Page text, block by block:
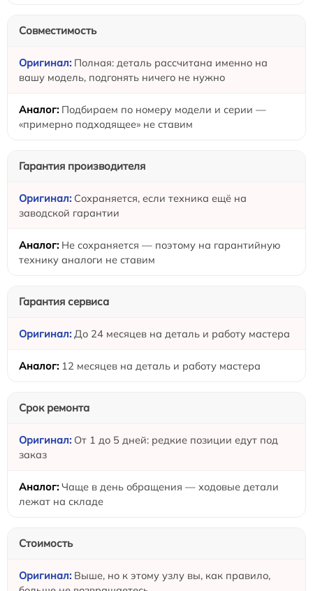
Совместимость
Полная: деталь рассчитана именно на
вашу модель, подгонять ничего не нужно
Подбираем по номеру модели и серии —
«примерно подходящее» не ставим
Гарантия производителя
Сохраняется, если техника ещё на
заводской гарантии
Не сохраняется — поэтому на гарантийную
технику аналоги не ставим
Гарантия сервиса
До 24 месяцев на деталь и работу мастера
12 месяцев на деталь и работу мастера
Срок ремонта
От 1 до 5 дней: редкие позиции едут под
заказ
Чаще в день обращения — ходовые детали
лежат на складе
Стоимость
Выше, но к этому узлу вы, как правило,